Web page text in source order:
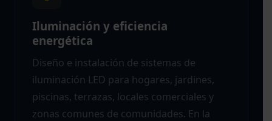
Iluminación y eficiencia
energética
Diseño e instalación de sistemas de
iluminación LED para hogares, jardines,
piscinas, terrazas, locales comerciales y
zonas comunes de comunidades. En la